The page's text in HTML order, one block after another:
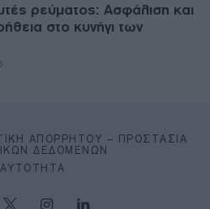
ρεύματος: Ασφάλιση και
στο κυνήγι των
ΑΠΟΡΡΉΤΟΥ – ΠΡΟΣΤΑΣΊΑ
ΔΕΔΟΜΈΝΩΝ